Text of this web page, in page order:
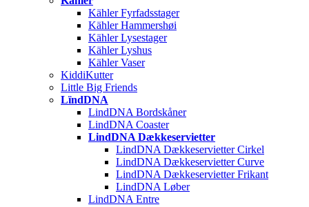
Kähler Fyrfadsstager
Kähler Hammershøi
Kähler Lysestager
Kähler Lyshus
Kähler Vaser
KiddiKutter
Little Big Friends
LïndDNA
LindDNA Bordskåner
LindDNA Coaster
LindDNA Dækkeservietter
LindDNA Dækkeservietter Cirkel
LindDNA Dækkeservietter Curve
LindDNA Dækkeservietter Frikant
LindDNA Løber
LindDNA Entre